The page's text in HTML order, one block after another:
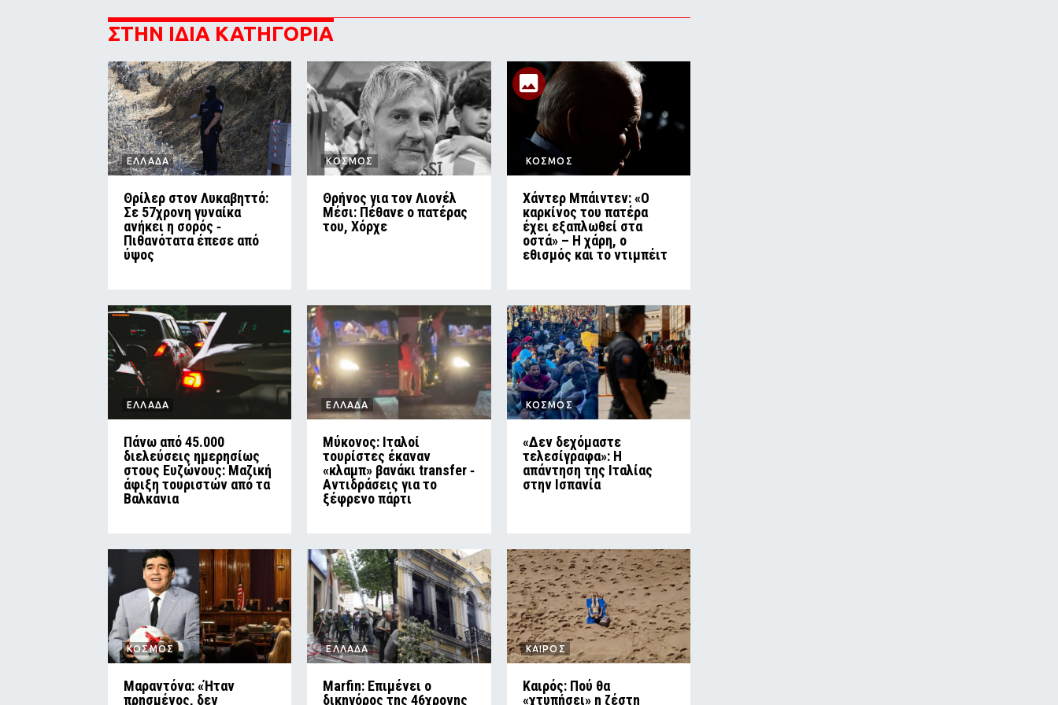
ΣΤΗΝ ΙΔΙΑ ΚΑΤΗΓΟΡΙΑ
ΕΛΛΑΔΑ
Θρίλερ στον Λυκαβηττό:
Σε 57χρονη γυναίκα
ανήκει η σορός ‑
Πιθανότατα έπεσε από
ύψος
ΚΟΣΜΟΣ
Θρήνος για τον Λιονέλ
Μέσι: Πέθανε ο πατέρας
του, Χόρχε
ΚΟΣΜΟΣ
Χάντερ Μπάιντεν: «Ο
καρκίνος του πατέρα
έχει εξαπλωθεί στα
οστά» – Η χάρη, ο
εθισμός και το ντιμπέιτ
ΕΛΛΑΔΑ
Πάνω από 45.000
διελεύσεις ημερησίως
στους Ευζώνους: Μαζική
άφιξη τουριστών από τα
Βαλκάνια
ΕΛΛΑΔΑ
Μύκονος: Ιταλοί
τουρίστες έκαναν
«κλαμπ» βανάκι transfer ‑
Αντιδράσεις για το
ξέφρενο πάρτι
ΚΟΣΜΟΣ
«Δεν δεχόμαστε
τελεσίγραφα»: Η
απάντηση της Ιταλίας
στην Ισπανία
ΚΟΣΜΟΣ
Μαραντόνα: «Ήταν
πρησμένος, δεν
ΕΛΛΑΔΑ
Marfin: Επιμένει ο
δικηγόρος της 46χρονης
ΚΑΙΡΟΣ
Καιρός: Πού θα
«χτυπήσει» η ζέστη